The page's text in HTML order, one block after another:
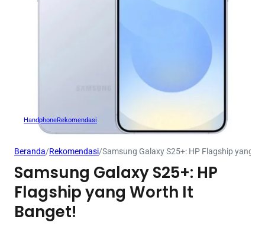
HandphoneRekomendasi
Beranda/Rekomendasi/Samsung Galaxy S25+: HP Flagship yang
Samsung Galaxy S25+: HP
Flagship yang Worth It
Banget!